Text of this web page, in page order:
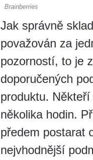
Jak správně
považován za
pozorností, to je
doporučených
produktu.
několika hodin.
předem postarat
nejvhodnější